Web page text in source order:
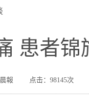
患者锦
報 点击：98145次